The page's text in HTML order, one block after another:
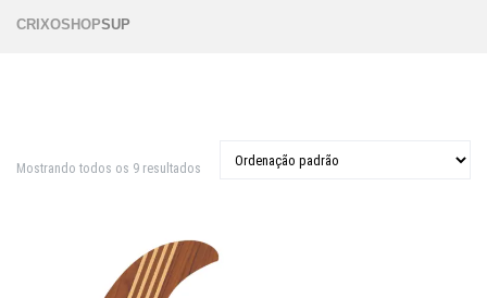
CRIXOSHOPSUP
Mostrando todos os 9 resultados